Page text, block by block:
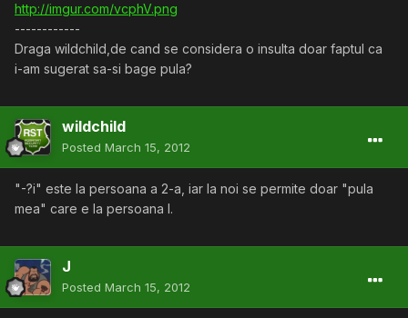
http://imgur.com/vcphV.png
------------
Draga wildchild,de cand se considera o insulta doar faptul ca
i-am sugerat sa-si bage pula?
wildchild
Posted March 15, 2012
"-?i" este la persoana a 2-a, iar la noi se permite doar "pula
mea" care e la persoana I.
J
Posted March 15, 2012